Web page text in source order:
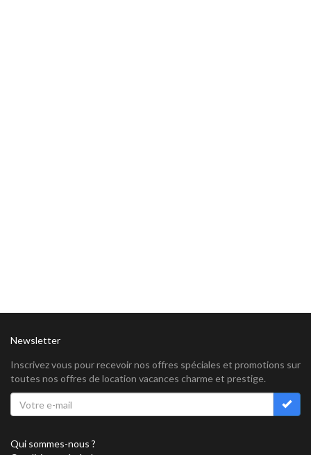
Newsletter
Inscrivez vous pour recevoir nos offres spéciales et promotions sur
toutes nos offres de location vacances charme et prestige.
Qui sommes-nous ?